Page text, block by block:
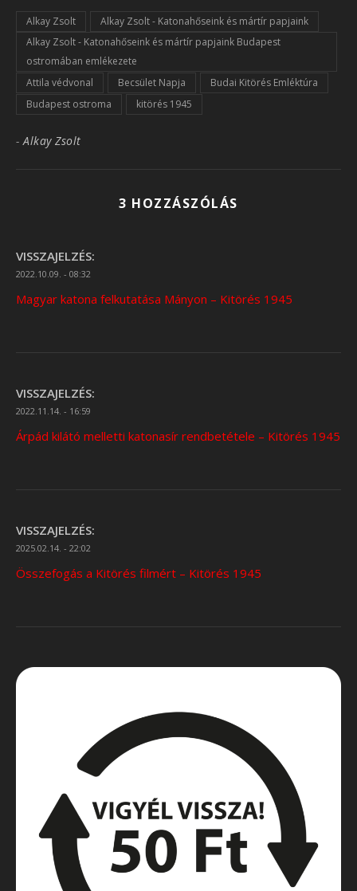
Alkay Zsolt
Alkay Zsolt - Katonahőseink és mártír papjaink
Alkay Zsolt - Katonahőseink és mártír papjaink Budapest
ostromában emlékezete
Attila védvonal
Becsület Napja
Budai Kitörés Emléktúra
Budapest ostroma
kitörés 1945
-Alkay Zsolt
3 HOZZÁSZÓLÁS
VISSZAJELZÉS:
2022.10.09. - 08:32
Magyar katona felkutatása Mányon – Kitörés 1945
VISSZAJELZÉS:
2022.11.14. - 16:59
Árpád kilátó melletti katonasír rendbetétele – Kitörés 1945
VISSZAJELZÉS:
2025.02.14. - 22:02
Összefogás a Kitörés filmért – Kitörés 1945